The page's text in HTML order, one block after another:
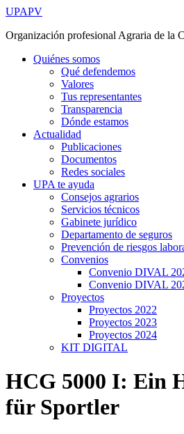
Ir
contenido
UPAPV
Organización profesional Agraria de la
Quiénes somos
Qué defendemos
Valores
Tus representantes
Transparencia
Dónde estamos
Actualidad
Publicaciones
Documentos
Redes sociales
UPA te ayuda
Consejos agrarios
Servicios técnicos
Gabinete jurídico
Departamento de seguros
Prevención de riesgos
Convenios
Convenio DIVAL
Convenio DIVAL
Proyectos
Proyectos 2022
Proyectos 2023
Proyectos 2024
KIT DIGITAL
HCG 5000 I: Ein
für Sportler